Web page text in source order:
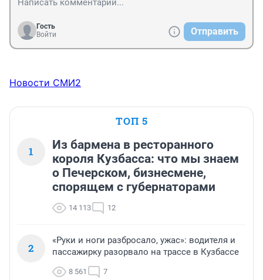
Гость
Войти
Отправить
Новости СМИ2
ТОП 5
1
Из бармена в ресторанного
короля Кузбасса: что мы знаем
о Печерском, бизнесмене,
спорящем с губернаторами
14 113 12
2
«Руки и ноги разбросало, ужас»: водителя и
пассажирку разорвало на трассе в Кузбассе
8 561 7